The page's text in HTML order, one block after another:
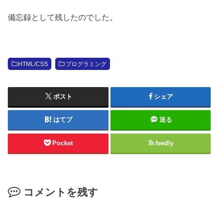
備忘録として残したのでした。
HTML/CSS プログラミング
ポスト シェア
はてブ 送る
Pocket feedly
コメントを残す